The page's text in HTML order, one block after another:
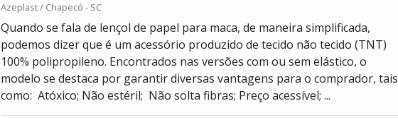
Azeplast / Chapecó - SC
Quando se fala de lençol de papel para maca, de maneira simplificada,
podemos dizer que é um acessório produzido de tecido não tecido (TNT)
100% polipropileno. Encontrados nas versões com ou sem elástico, o
modelo se destaca por garantir diversas vantagens para o comprador, tais
como: Atóxico; Não estéril; Não solta fibras; Preço acessível; ...